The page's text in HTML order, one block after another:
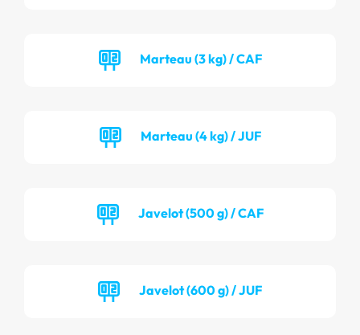
Marteau (3 kg) / CAF
Marteau (4 kg) / JUF
Javelot (500 g) / CAF
Javelot (600 g) / JUF